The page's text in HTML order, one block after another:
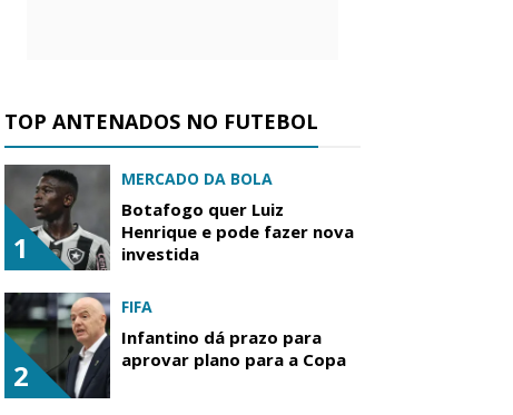
TOP ANTENADOS NO FUTEBOL
1
MERCADO DA BOLA
Botafogo quer Luiz
Henrique e pode fazer nova
investida
2
FIFA
Infantino dá prazo para
aprovar plano para a Copa